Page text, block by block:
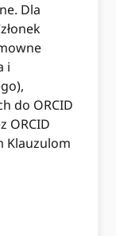
Dla
i
do ORCID
ORCID
Klauzulom